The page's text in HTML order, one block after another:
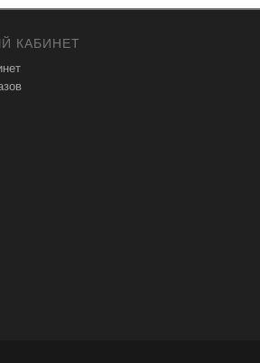
КАБИНЕТ